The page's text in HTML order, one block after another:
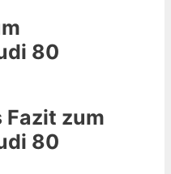
80
zum
80